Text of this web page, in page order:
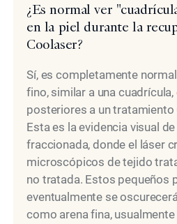
¿Es normal ver
en la piel durante la
Coolaser?
Sí, es completamente
fino, similar a una
posteriores a un tratamiento
Esta es la evidencia visual
fraccionada, donde el láser
microscópicos de tejido
no tratada. Estos pequeños
eventualmente se
como arena fina,